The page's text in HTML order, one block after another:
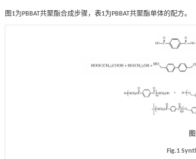
图1为PBBAT共聚酯合成步骤， 表1为PBBAT共聚酯单体的配方。
Fig.1